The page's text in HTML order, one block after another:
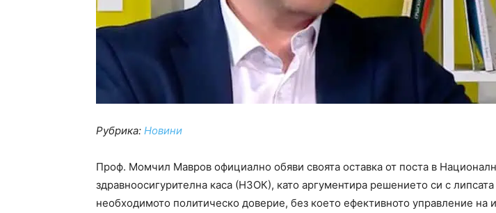
Рубрика: Новини
Проф. Момчил Мавров официално обяви своята оставка от поста в
здравноосигурителна каса (НЗОК), като аргументира решението си с липсата
необходимото политическо доверие, без което ефективното управление на